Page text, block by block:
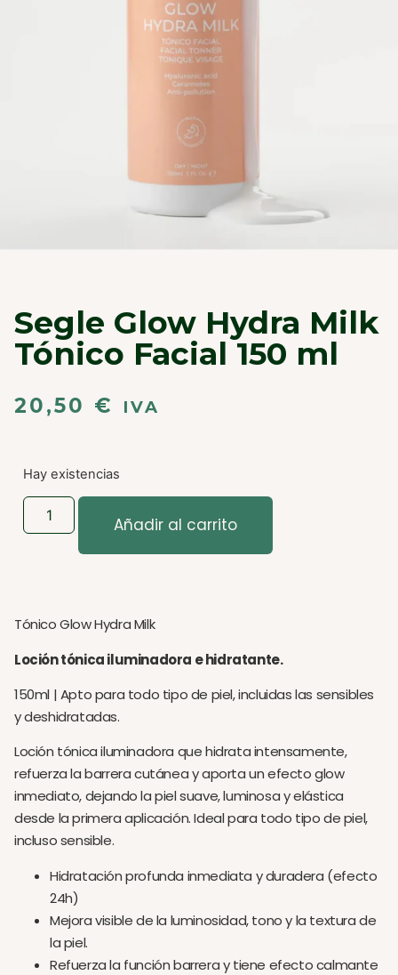
Segle Glow Hydra Milk
Tónico Facial 150 ml
20,50 € IVA
Hay existencias
Añadir al carrito
Tónico Glow Hydra Milk
Loción tónica iluminadora e hidratante.
150ml | Apto para todo tipo de piel, incluidas las sensibles
y deshidratadas.
Loción tónica iluminadora que hidrata intensamente,
refuerza la barrera cutánea y aporta un efecto glow
inmediato, dejando la piel suave, luminosa y elástica
desde la primera aplicación. Ideal para todo tipo de piel,
incluso sensible.
Hidratación profunda inmediata y duradera (efecto
24h)
Mejora visible de la luminosidad, tono y la textura de
la piel.
Refuerza la función barrera y tiene efecto calmante